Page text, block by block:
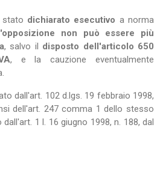
stato dichiarato esecutivo a norma
non può essere più
, salvo il disposto dell'articolo 650
, e la cauzione eventualmente
dall'art. 102 d.lgs. 19 febbraio 1998,
dell'art. 247 comma 1 dello stesso
1 l. 16 giugno 1998, n. 188, dal